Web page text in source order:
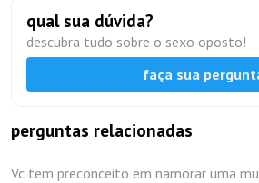
qual sua dúvida?
descubra tudo sobre o sexo oposto!
faça sua
perguntas relacionadas
Vc tem preconceito em namorar uma